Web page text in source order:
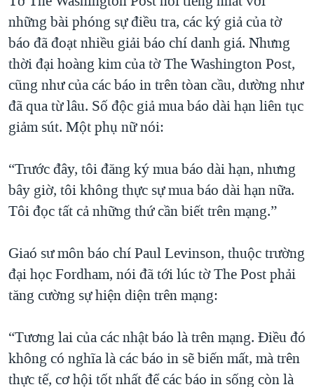
những bài phóng sự điều tra, các ký giả của tờ
báo đã đoạt nhiều giải báo chí danh giá. Nhưng
thời đại hoàng kim của tờ The Washington Post,
cũng như của các báo in trên tòan cầu, dường như
đã qua từ lâu. Số độc giả mua báo dài hạn liên tục
giảm sút. Một phụ nữ nói:
“Trước đây, tôi đăng ký mua báo dài hạn, nhưng
bây giờ, tôi không thực sự mua báo dài hạn nữa.
Tôi đọc tất cả những thứ cần biết trên mạng.”
Giaó sư môn báo chí Paul Levinson, thuộc trường
đại học Fordham, nói đã tới lúc tờ The Post phải
tăng cường sự hiện diện trên mạng:
“Tương lai của các nhật báo là trên mạng. Điều đó
không có nghĩa là các báo in sẽ biến mất, mà trên
thực tế, cơ hội tốt nhất để các báo in sống còn là